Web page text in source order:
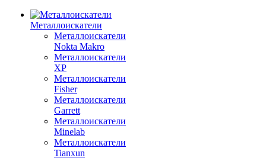
Металлоискатели
Металлоискатели
Nokta Makro
Металлоискатели
XP
Металлоискатели
Fisher
Металлоискатели
Garrett
Металлоискатели
Minelab
Металлоискатели
Tianxun